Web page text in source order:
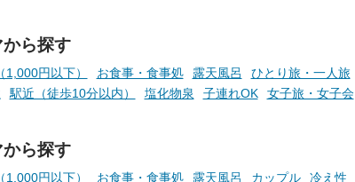
ら探す
1,000円以下） お食事・食事処 露天風呂 ひとり旅・一人旅
駅近（徒歩10分以内） 塩化物泉 子連れOK 女子旅・女子会
ら探す
1,000円以下） お食事・食事処 露天風呂 カップル 冷え性